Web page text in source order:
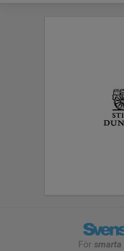
För smarta